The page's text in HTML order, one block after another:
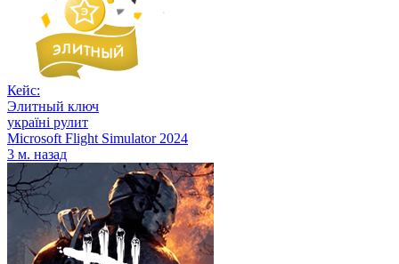
Кейс:
Элитный ключ
україні рулит
Microsoft Flight Simulator 2024
3 м. назад